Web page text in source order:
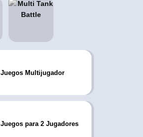
Juegos Multijugador
Juegos para 2 Jugadores